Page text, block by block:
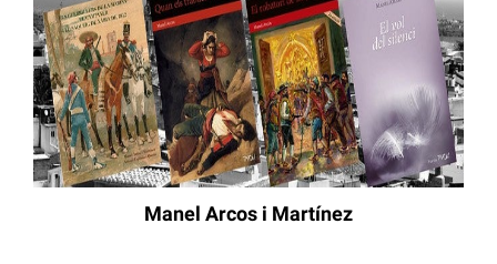
Manel Arcos i Martínez